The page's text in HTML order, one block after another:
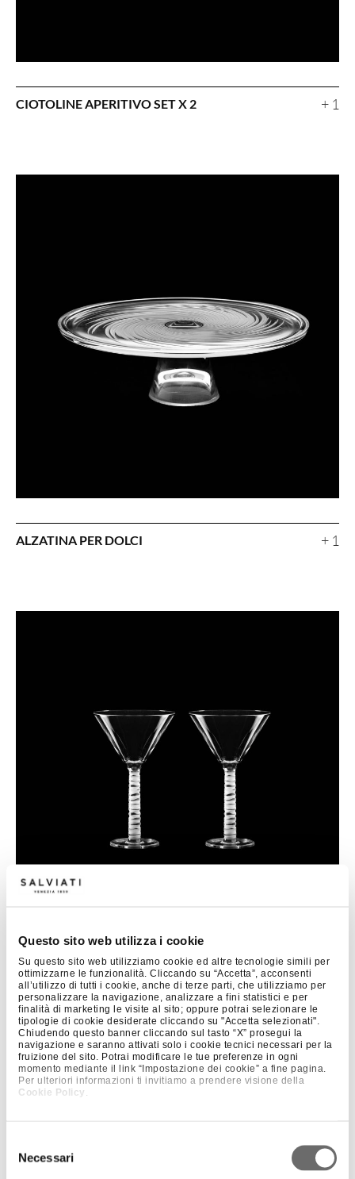
Questo sito web utilizza i cookie
Su questo sito web utilizziamo cookie ed altre tecnologie simili per
ottimizzarne le funzionalità. Cliccando su “Accetta”, acconsenti
all’utilizzo di tutti i cookie, anche di terze parti, che utilizziamo per
personalizzare la navigazione, analizzare a fini statistici e per
finalità di marketing le visite al sito; oppure potrai selezionare le
tipologie di cookie desiderate cliccando su "Accetta selezionati".
Chiudendo questo banner cliccando sul tasto “X” prosegui la
navigazione e saranno attivati solo i cookie tecnici necessari per la
fruizione del sito. Potrai modificare le tue preferenze in ogni
momento mediante il link “Impostazione dei cookie” a fine pagina.
Per ulteriori informazioni ti invitiamo a prendere visione della
Cookie Policy
delNecessari
CIOTOLINE APERITIVO SET X 2 + 1
ALZATINA PER DOLCI + 1
BICCHIERI DA MARTINI SET X 2